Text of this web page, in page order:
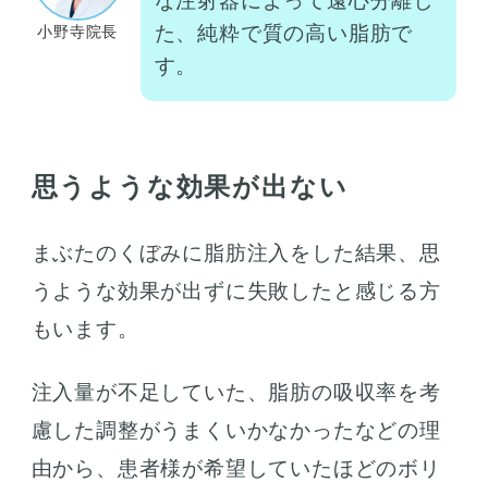
小野寺院長
た、純粋で質の高い脂肪で
す。
思うような効果が出ない
まぶたのくぼみに脂肪注入をした結果、思
うような効果が出ずに失敗したと感じる方
もいます。
注入量が不足していた、脂肪の吸収率を考
慮した調整がうまくいかなかったなどの理
由から、患者様が希望していたほどのボリ